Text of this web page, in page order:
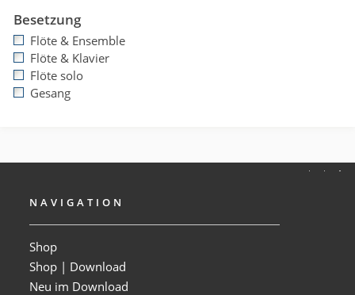
Besetzung
Flöte & Ensemble
Flöte & Klavier
Flöte solo
Gesang
NAVIGATION
Shop
Shop | Download
Neu im Download